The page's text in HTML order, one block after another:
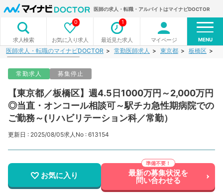
医師の求人・転職・アルバイトはマイナビDOCTOR
求人検索 お気に入り求人
0
最近見た求人
1
マイページ MENU
医師求人・転職のマイナビDOCTOR 常勤医師求人 東京都 板橋区
常勤求人 募集停止
【東京都／板橋区】週4.5日1000万円～2,000万円
◎当直・オンコール相談可～駅チカ急性期病院での
ご勤務～(リハビリテーション科／常勤）
更新日 : 2025/08/05求人No : 613154
お気に入り 最新の募集状況を
問い合わせる